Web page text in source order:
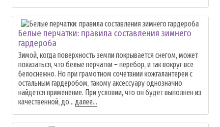
Белые перчатки: правила составления зимнего
гардероба
Зимой, когда поверхность земли покрывается снегом, может
показаться, что белые перчатки – перебор, и так вокруг все
белоснежно. Но при грамотном сочетании кожгалантереи с
остальным гардеробом, такому аксессуару однозначно
найдется применение. При условии, что он будет выполнен из
качественной, до... далее...